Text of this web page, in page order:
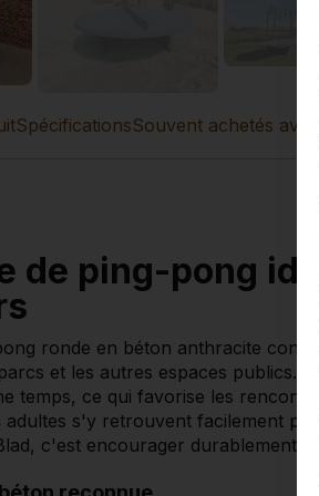
SpécificationsSouvent achetés avec :
de ping-pong
ronde en béton anthracite
et les autres espaces publics.
temps, ce qui favorise les
adultes s'y retrouvent facilement
c'est encourager durablement